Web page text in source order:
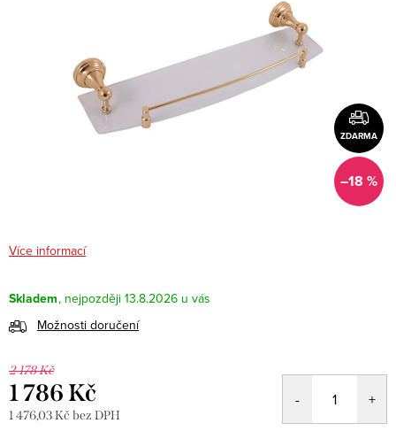
ZDARMA
–18 %
Více informací
Skladem
13.8.2026
Možnosti doručení
2 178 Kč
1 786 Kč
1 476,03 Kč bez DPH